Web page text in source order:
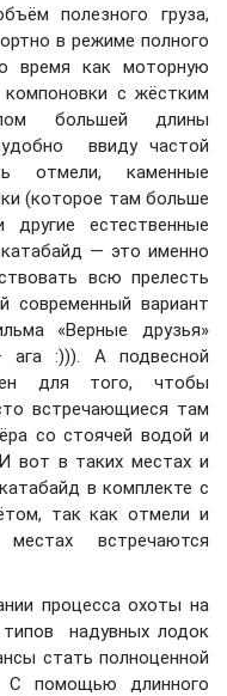
полезного груза,
в режиме полного
время как моторную
компоновки с жёстким
большей длины
ввиду частой
отмели, каменные
(которое там больше
естественные
— это именно
всю прелесть
современный вариант
«Верные друзья»
:))). А подвесной
для того, чтобы
встречающиеся там
со стоячей водой и
вот в таких местах и
в комплекте с
так как отмели и
встречаются
процесса охоты на
надувных лодок
стать полноценной
С помощью длинного